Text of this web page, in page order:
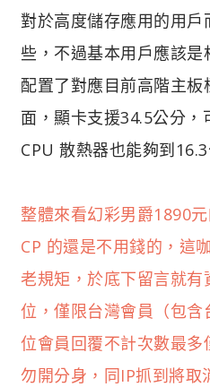
對於高度儲存應用的用戶
些，不過基本用戶應該
配置了對應目前高階主
面，顯卡支援34.5公分，
CPU 散熱器也能夠到
整體來看幻彩男爵1890
CP 的還是不用錢的，這
老規矩，於底下留言就
位，僅限台灣會員（包
位會員回覆不計次數最
勿開分身，同IP抓到將取